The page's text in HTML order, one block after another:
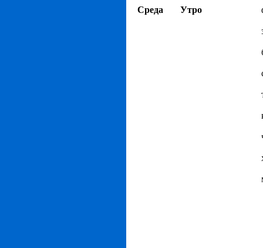
Среда Утро